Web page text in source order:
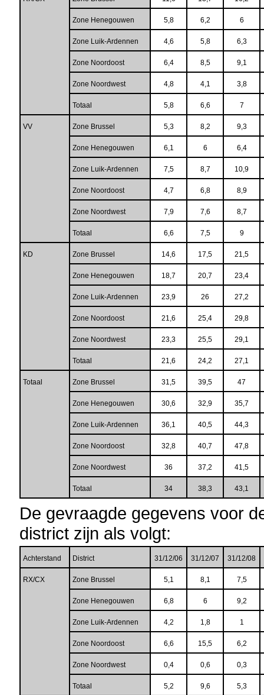
Zone Henegouwen 5,8 6,2 6
Zone Luik-Ardennen 4,6 5,8 6,3
Zone Noordoost 6,4 8,5 9,1
Zone Noordwest 4,8 4,1 3,8
Totaal 5,8 6,6 7
VV Zone Brussel 5,3 8,2 9,3
Zone Henegouwen 6,1 6 6,4
Zone Luik-Ardennen 7,5 8,7 10,9
Zone Noordoost 4,7 6,8 8,9
Zone Noordwest 7,9 7,6 8,7
Totaal 6,6 7,5 9
KD Zone Brussel 14,6 17,5 21,5
Zone Henegouwen 18,7 20,7 23,4
Zone Luik-Ardennen 23,9 26 27,2
Zone Noordoost 21,6 25,4 29,8
Zone Noordwest 23,3 25,5 29,1
Totaal 21,6 24,2 27,1
Totaal Zone Brussel 31,5 39,5 47
Zone Henegouwen 30,6 32,9 35,7
Zone Luik-Ardennen 36,1 40,5 44,3
Zone Noordoost 32,8 40,7 47,8
Zone Noordwest 36 37,2 41,5
Totaal 34 38,3 43,1
De gevraagde gegevens voor
district zijn als volgt:
Achterstand District 31/12/06 31/12/07 31/12/08
RX/CX Zone Brussel 5,1 8,1 7,5
Zone Henegouwen 6,8 6 9,2
Zone Luik-Ardennen 4,2 1,8 1
Zone Noordoost 6,6 15,5 6,2
Zone Noordwest 0,4 0,6 0,3
Totaal 5,2 9,6 5,3